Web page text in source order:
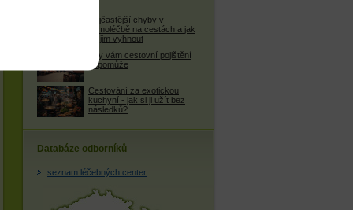
Nejčastější chyby v
samoléčbě na cestách a jak
se jim vyhnout
Kdy vám cestovní pojištění
nepomůže
Cestování za exotickou
kuchyní - jak si ji užít bez
následků?
Databáze odborníků
seznam léčebných center